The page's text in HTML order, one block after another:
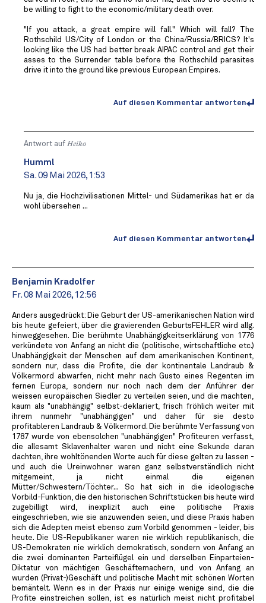
be willing to fight to the economic/military death over.
"If you attack, a great empire will fall." Which will fall? The
Rothschild US/City of London or the China/Russia/BRICS? It's
looking like the US had better break AIPAC control and get their
asses to the Surrender table before the Rothschild parasites
drive it into the ground like previous European Empires.
Auf diesen Kommentar antworten
Antwort auf Heiko
Humml
Sa. 09 Mai 2026, 1:53
Nu ja, die Hochzivilisationen Mittel- und Südamerikas hat er da
wohl übersehen ...
Auf diesen Kommentar antworten
Benjamin Kradolfer
Fr. 08 Mai 2026, 12:56
Anders ausgedrückt: Die Geburt der US-amerikanischen Nation wird
bis heute gefeiert, über die gravierenden GeburtsFEHLER wird allg.
hinweggesehen. Die berühmte Unabhängigkeitserklärung von 1776
verkündete von Anfang an nicht die (politische, wirtschaftliche etc.)
Unabhängigkeit der Menschen auf dem amerikanischen Kontinent,
sondern nur, dass die Profite, die der kontinentale Landraub &
Völkermord abwarfen, nicht mehr nach Gusto eines Regenten im
fernen Europa, sondern nur noch nach dem der Anführer der
weissen europäischen Siedler zu verteilen seien, und die machten,
kaum als "unabhängig" selbst-deklariert, frisch fröhlich weiter mit
ihrem nunmehr "unabhängigen" und daher für sie desto
profitableren Landraub & Völkermord. Die berühmte Verfassung von
1787 wurde von ebensolchen "unabhängigen" Profiteuren verfasst,
die allesamt Sklavenhalter waren und nicht eine Sekunde daran
dachten, ihre wohltönenden Worte auch für diese gelten zu lassen -
und auch die Ureinwohner waren ganz selbstverständlich nicht
mitgemeint, ja nicht einmal die eigenen
Mütter/Schwestern/Töchter... So hat sich in die ideologische
Vorbild-Funktion, die den historischen Schriftstücken bis heute wird
zugebilligt wird, inexplizit auch eine politische Praxis
eingeschrieben, wie sie anzuwenden seien, und diese Praxis haben
sich die Adepten meist ebenso zum Vorbild genommen - leider, bis
heute. Die US-Republikaner waren nie wirklich republikanisch, die
US-Demokraten nie wirklich demokratisch, sondern von Anfang an
die zwei dominanten Parteiflügel ein und derselben Einparteien-
Diktatur von mächtigen Geschäftemachern, und von Anfang an
wurden (Privat-)Geschäft und politische Macht mit schönen Worten
bemäntelt. Wenn es in der Praxis nur einige wenige sind, die die
Profite einstreichen sollen, ist es natürlich meist nicht profitabel